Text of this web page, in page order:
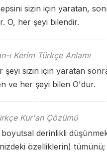
sizin için yaratan,
O, her şeyi bilendir.
ı Kerim Türkçe Anlamı
şeyi sizin için yaratan
ve her şeyi bilen O'dur.
Kur'an Çözümü
derinlikli
özelliklerin)